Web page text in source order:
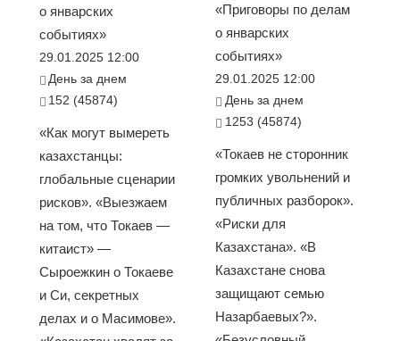
о январских
событиях»
29.01.2025 12:00
День за днем
152 (45874)
«Как могут вымереть
казахстанцы:
глобальные сценарии
рисков». «Выезжаем
на том, что Токаев —
китаист» —
Сыроежкин о Токаеве
и Си, секретных
делах и о Масимове».
«Приговоры по делам
о январских
событиях»
29.01.2025 12:00
День за днем
1253 (45874)
«Токаев не сторонник
громких увольнений и
публичных разборок».
«Риски для
Казахстана». «В
Казахстане снова
защищают семью
Назарбаевых?».